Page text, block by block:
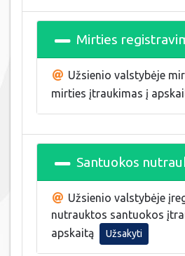
Mirties
Užsienio valstybėje
mirties įtraukimas į
Santuokos
Užsienio valstybėje
nutrauktos santuokos
apskaitą
Užsakyti